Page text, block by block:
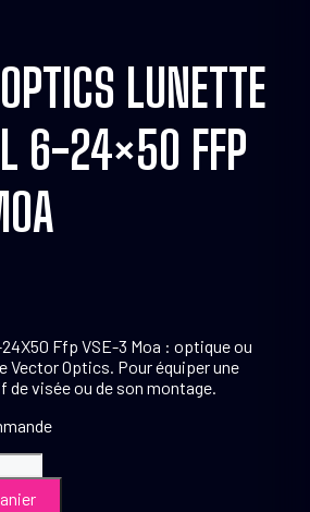
LUNETTE
6-24×50 FFP
Ffp VSE-3 Moa : optique ou
Vector Optics. Pour équiper une
de visée ou de son montage.